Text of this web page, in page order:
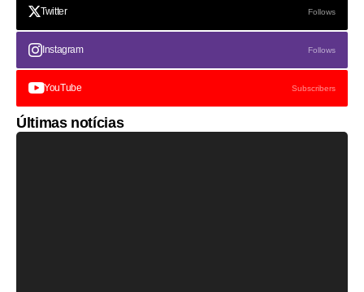
Twitter Follows
Instagram Follows
YouTube Subscribers
Últimas notícias